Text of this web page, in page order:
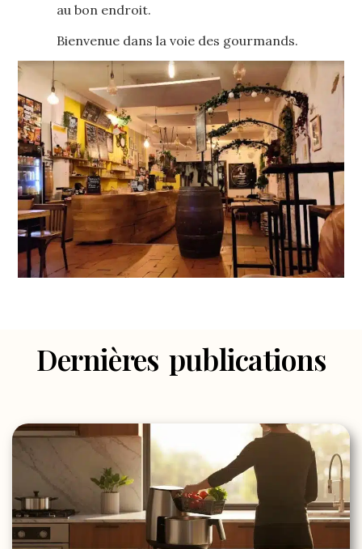
au bon endroit.
Bienvenue dans la voie des gourmands.
Dernières publications